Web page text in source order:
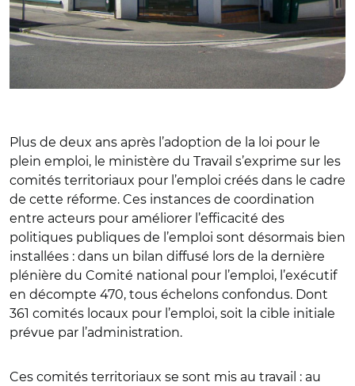
Plus de deux ans après l’adoption de la loi pour le
plein emploi, le ministère du Travail s’exprime sur les
comités territoriaux pour l’emploi créés dans le cadre
de cette réforme. Ces instances de coordination
entre acteurs pour améliorer l’efficacité des
politiques publiques de l’emploi sont désormais bien
installées : dans un bilan diffusé lors de la dernière
plénière du Comité national pour l’emploi, l’exécutif
en décompte 470, tous échelons confondus. Dont
361 comités locaux pour l’emploi, soit la cible initiale
prévue par l’administration.
Ces comités territoriaux se sont mis au travail : au